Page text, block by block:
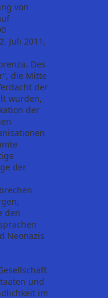
von
Juli 2011,
Des
die Mitte
der
wurden,
der
der
den
Neonazis
und
im